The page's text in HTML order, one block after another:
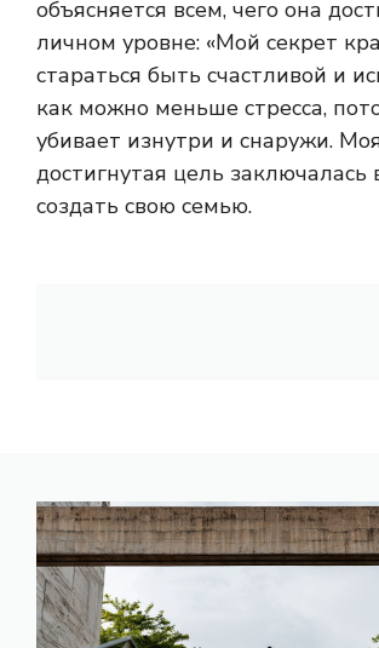
объясняется всем, чего она
личном уровне: «Мой секрет
стараться быть счастливой и
как можно меньше стресса,
убивает изнутри и снаружи.
достигнутая цель заключалась
создать свою семью.